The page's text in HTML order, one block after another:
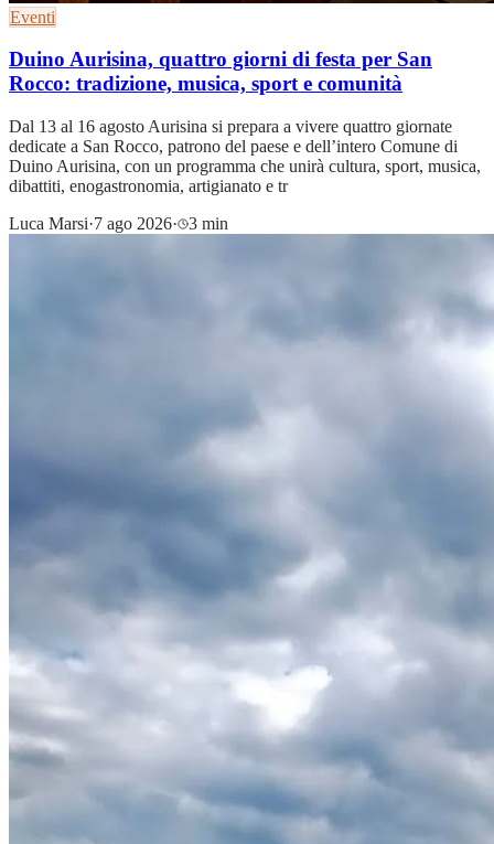
Eventi
Duino Aurisina, quattro giorni di festa per San
Rocco: tradizione, musica, sport e comunità
Dal 13 al 16 agosto Aurisina si prepara a vivere quattro giornate
dedicate a San Rocco, patrono del paese e dell’intero Comune di
Duino Aurisina, con un programma che unirà cultura, sport, musica,
dibattiti, enogastronomia, artigianato e tr
Luca Marsi·7 ago 2026· 3 min